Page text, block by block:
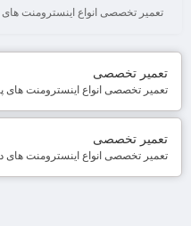
تعمیر تخصصی انواع اینسترومنت
تعمیر تخصصی
تعمیر تخصصی انواع اینسترومنت
تعمیر تخصصی
تعمیر تخصصی انواع اینسترومنت های